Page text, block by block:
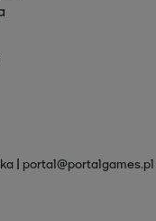
portal@portalgames.pl